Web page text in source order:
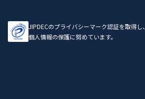
JIPDECのプライバシーマーク認証を取得し、
個人情報の保護に努めています。